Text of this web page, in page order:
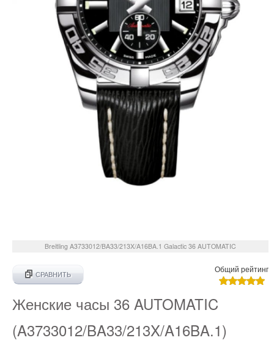
Breitling A3733012/BA33/213X/A16BA.1 Galactic 36 AUTOMATIC
СРАВНИТЬ
Общий рейтинг
Женские часы 36 AUTOMATIC
(A3733012/BA33/213X/A16BA.1)